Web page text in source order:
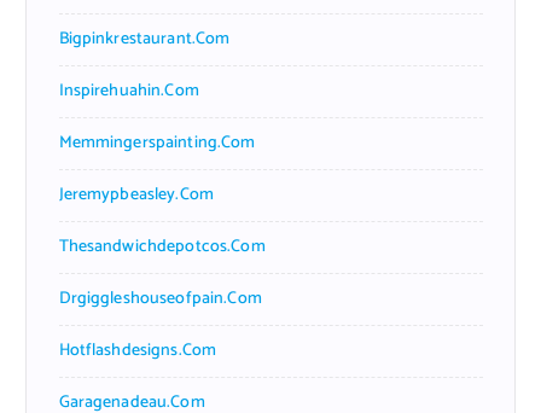
Bigpinkrestaurant.com
Inspirehuahin.com
Memmingerspainting.com
Jeremypbeasley.com
Thesandwichdepotcos.com
Drgiggleshouseofpain.com
Hotflashdesigns.com
Garagenadeau.com